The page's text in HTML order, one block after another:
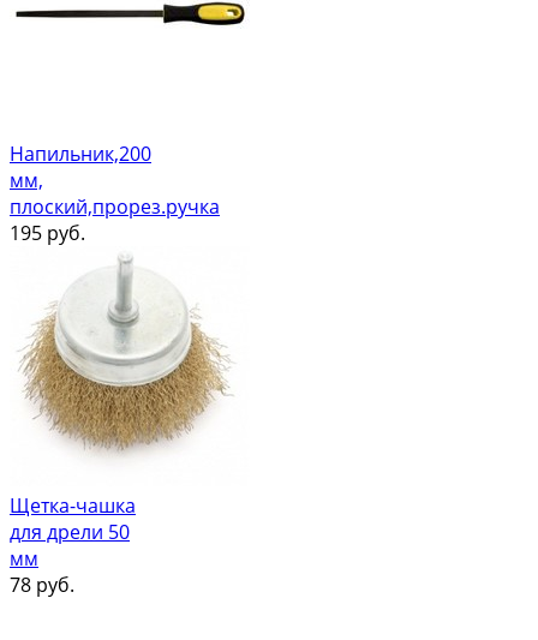
Напильник,200
мм,
плоский,прорез.ручка
195 руб.
Щетка-чашка
для дрели 50
мм
78 руб.